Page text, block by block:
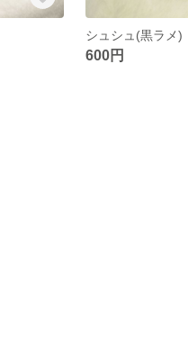
シュシュ(黒ラメ)
600円